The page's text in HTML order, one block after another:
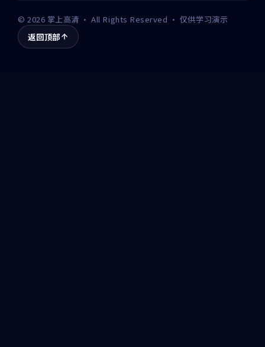
©2026 掌上高清 · All Rights Reserved · 仅供学习演示
返回顶部